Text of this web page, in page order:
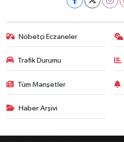
Nöbetçi Eczaneler
Trafik Durumu
Tüm Manşetler
Haber Arşivi